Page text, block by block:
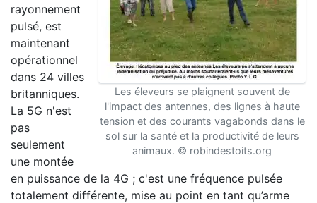
Les éleveurs se plaignent souvent de
l'impact des antennes, des lignes à haute
tension et des courants vagabonds dans le
sol sur la santé et la productivité de leurs
animaux. © robindestoits.org
rayonnement
pulsé, est
maintenant
opérationnel
dans 24 villes
britanniques.
La 5G n'est
pas
seulement
une montée
en puissance de la 4G ; c'est une fréquence pulsée
totalement différente, mise au point en tant qu’arme